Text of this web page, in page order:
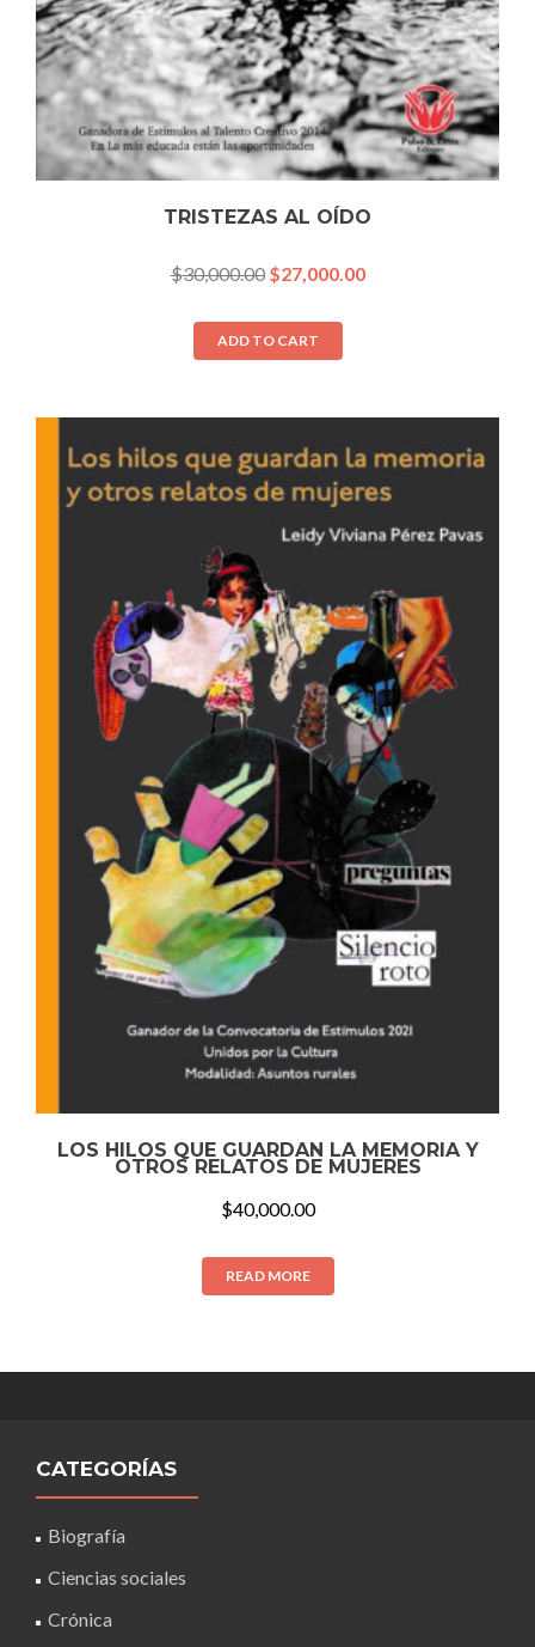
TRISTEZAS AL OÍDO
$30,000.00 $27,000.00
ADD TO CART
LOS HILOS QUE GUARDAN LA MEMORIA Y
OTROS RELATOS DE MUJERES
$40,000.00
READ MORE
CATEGORÍAS
Biografía
Ciencias sociales
Crónica